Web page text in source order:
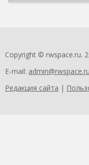
Copyright © rwspace.ru.
E-mail: admin@rwspace.ru
Редакция сайта |